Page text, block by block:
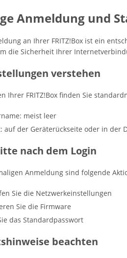
Anmeldung und
an Ihrer FRITZ!Box ist ein
die Sicherheit Ihrer
verstehen
Ihrer FRITZ!Box finden Sie
meist leer
auf der Geräterückseite oder in der
nach dem Login
Anmeldung sind folgende
Sie die Netzwerkeinstellungen
Sie die Firmware
das Standardpasswort
beachten